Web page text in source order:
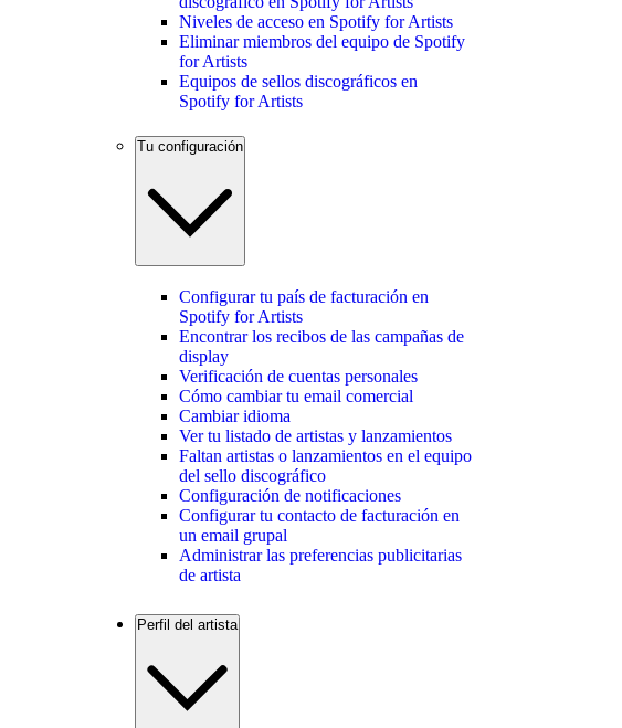
Niveles de acceso en Spotify for Artists
Eliminar miembros del equipo de Spotify
for Artists
Equipos de sellos discográficos en
Spotify for Artists
Tu configuración
Configurar tu país de facturación en
Spotify for Artists
Encontrar los recibos de las campañas de
display
Verificación de cuentas personales
Cómo cambiar tu email comercial
Cambiar idioma
Ver tu listado de artistas y lanzamientos
Faltan artistas o lanzamientos en el equipo
del sello discográfico
Configuración de notificaciones
Configurar tu contacto de facturación en
un email grupal
Administrar las preferencias publicitarias
de artista
Perfil del artista